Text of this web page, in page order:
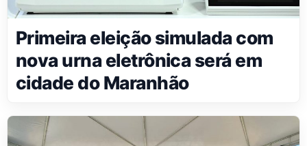
Primeira eleição simulada com
nova urna eletrônica será em
cidade do Maranhão